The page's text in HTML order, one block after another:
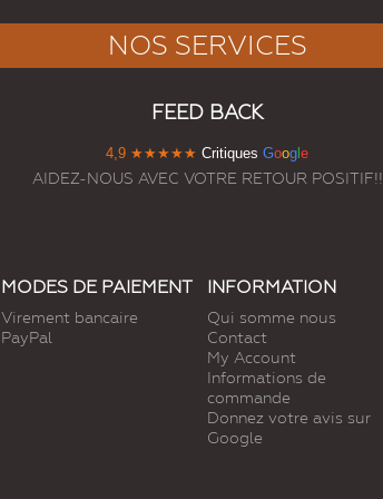
NOS SERVICES
FEED BACK
4,9 ★★★★★ Critiques Goog e
AIDEZ-NOUS AVEC VOTRE RETOUR POSITIF!!
MODES DE PAIEMENT
Virement bancaire
PayPal
INFORMATION
Qui somme nous
Contact
My Account
Informations de
commande
Donnez votre avis sur
Google